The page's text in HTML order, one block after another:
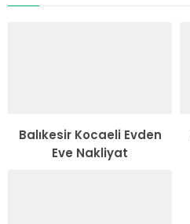
Balıkesir Kocaeli Evden
Eve Nakliyat